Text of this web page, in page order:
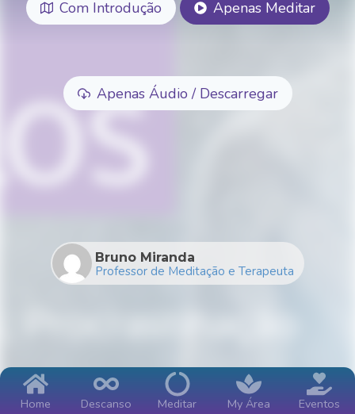
Com Introdução Apenas Meditar
Apenas Áudio / Descarregar
Bruno Miranda
Professor de Meditação e Terapeuta
Home Descanso Meditar My Área Eventos